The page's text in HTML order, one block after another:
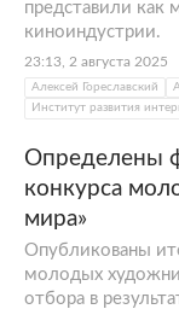
представили
киноиндустрии.
23:13, 2 августа 2025
Алексей Гореславский
Институт развития
Определены
конкурса
мира»
Опубликованы
молодых
отбора в